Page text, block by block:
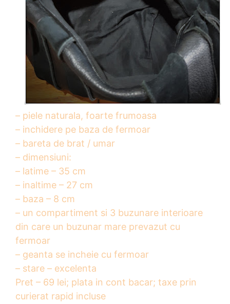
– piele naturala, foarte frumoasa
– inchidere pe baza de fermoar
– bareta de brat / umar
– dimensiuni:
– latime – 35 cm
– inaltime – 27 cm
– baza – 8 cm
– un compartiment si 3 buzunare interioare
din care un buzunar mare prevazut cu
fermoar
– geanta se incheie cu fermoar
– stare – excelenta
Pret – 69 lei; plata in cont bacar; taxe prin
curierat rapid incluse